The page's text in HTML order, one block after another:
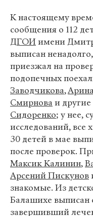
К настоящему
сообщения о 112
ДГОИ имени
выписан
приезжал на
подопечных
Заводчикова,
Смирнова и
Сидоренко; у нее,
исследований, все
30 детей в мае
после проверок.
Максик Калинин,
Арсений Пискунов
знакомые. Из
Балашихе выписан
завершивший